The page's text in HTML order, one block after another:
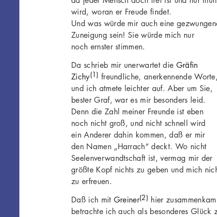
wird, woran er Freude findet.
Und was würde mir auch eine
Zuneigung sein! Sie würde mich nur
noch ernster stimmen.
Da schrieb mir unerwartet die Gräfin
Zichy(1) freundliche, anerkennende Worte,
und ich atmete leichter auf. Aber um Sie,
bester Graf, war es mir besonders leid.
Denn die Zahl meiner Freunde ist eben
noch nicht groß, und nicht schnell wird
ein Anderer dahin kommen, daß er mir
den Namen „Harrach“ deckt. Wo nicht
Seelenverwandtschaft ist, vermag mir der
größte Kopf nichts zu geben und mich
zu erfreuen.
Daß ich mit Greiner(2) hier
betrachte ich auch als besonderes Glück